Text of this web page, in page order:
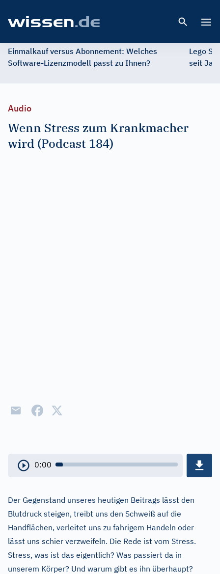
Einmalkauf versus Abonnement: Welches
Software-Lizenzmodell passt zu Ihnen?
Lego
seit
Audio
Wenn Stress zum Krankmacher
wird (Podcast 184)
0:00
Der Gegenstand unseres heutigen Beitrags lässt den
Blutdruck steigen, treibt uns den Schweiß auf die
Handflächen, verleitet uns zu fahrigem Handeln oder
lässt uns schier verzweifeln. Die Rede ist vom Stress.
Stress, was ist das eigentlich? Was passiert da in
unserem Körper? Und warum gibt es ihn überhaupt?